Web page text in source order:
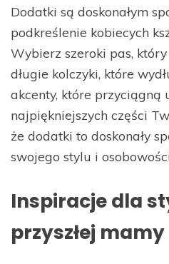
Dodatki są doskonałym
podkreślenie kobiecych
Wybierz szeroki pas,
długie kolczyki, które
akcenty, które przyciągną
najpiękniejszych części
że dodatki to doskonały
swojego stylu i
Inspiracje dla
przyszłej mamy